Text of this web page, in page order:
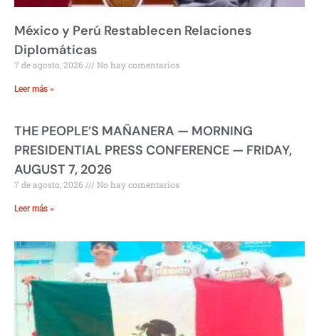
México y Perú Restablecen Relaciones
Diplomáticas
7 de agosto, 2026 No hay comentarios
Leer más »
THE PEOPLE’S MAÑANERA — MORNING
PRESIDENTIAL PRESS CONFERENCE — FRIDAY,
AUGUST 7, 2026
7 de agosto, 2026 No hay comentarios
Leer más »